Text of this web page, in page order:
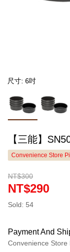
尺寸: 6吋
【三能】
Convenience Store
NT$300
NT$290
Sold: 54
Payment And
Convenience